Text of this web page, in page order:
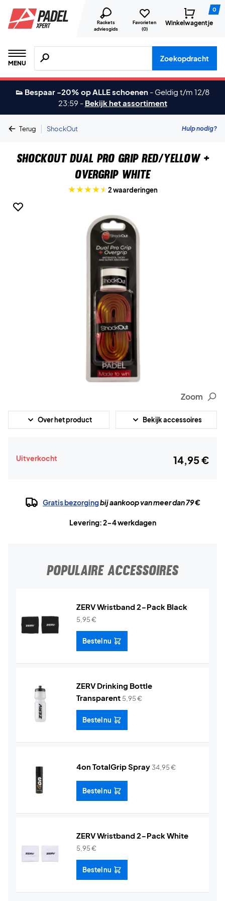
Rackets
adviesgids
Favorieten
(0)
0
Winkelwagentje
MENU
Zoeken naar producten, merken etc.
Zoekopdracht
👟 Bespaar -20% op ALLE schoenen - Geldig t/m 12/8
23:59 - Bekijk het assortiment
Terug | ShockOut Hulp nodig?
ShockOut Dual Pro Grip Red/Yellow +
Overgrip White
2 waarderingen
Zoom
Over het product Bekijk accessoires
Uitverkocht 14,95 €
Gratis bezorgingbij aankoop van meer dan 79 €
Levering: 2-4 werkdagen
POPULAIRE ACCESSOIRES
ZERV Wristband 2-Pack Black
5,95€
Bestel nu
ZERV Drinking Bottle
Transparent 5,95€
Bestel nu
4on TotalGrip Spray 34,95€
Bestel nu
ZERV Wristband 2-Pack White
5,95€
Bestel nu